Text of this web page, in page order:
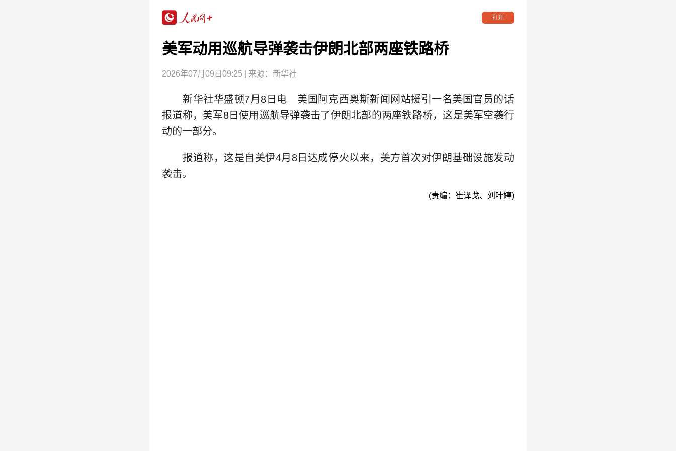
打开
美军动用巡航导弹袭击伊朗北部两座铁路桥
2026年07月09日09:25 | 来源： 新华社
新华社华盛顿7月8日电 美国阿克西奥斯新闻网站援引一名美国官员的话
报道称，美军8日使用巡航导弹袭击了伊朗北部的两座铁路桥，这是美军空袭行
动的一部分。
报道称，这是自美伊4月8日达成停火以来，美方首次对伊朗基础设施发动
袭击。
(责编：崔译戈、刘叶婷)